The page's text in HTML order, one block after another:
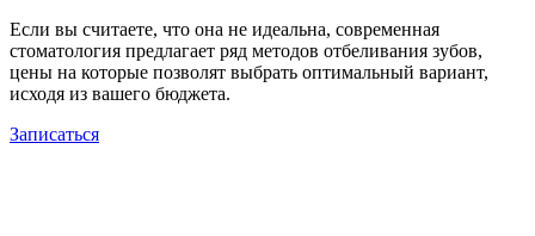
Если вы считаете, что она не идеальна, современная
стоматология предлагает ряд методов отбеливания зубов,
цены на которые позволят выбрать оптимальный вариант,
исходя из вашего бюджета.
Записаться